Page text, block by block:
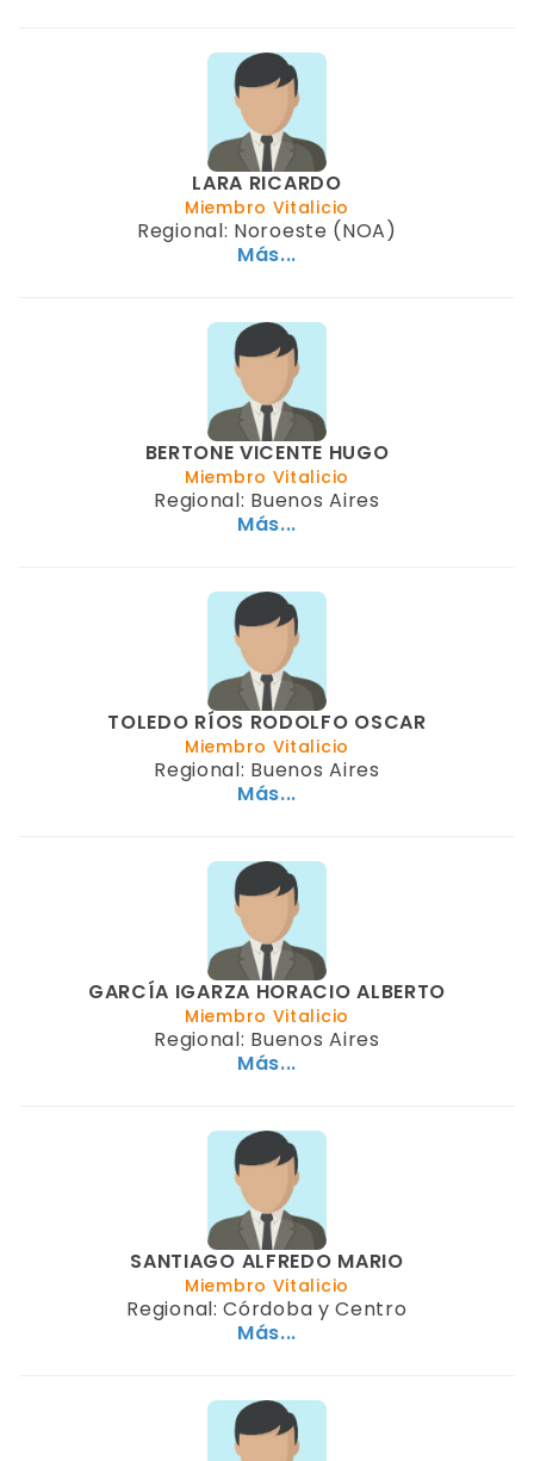
LARA RICARDO
Miembro Vitalicio
Regional: Noroeste (NOA)
Más...
BERTONE VICENTE HUGO
Miembro Vitalicio
Regional: Buenos Aires
Más...
TOLEDO RÍOS RODOLFO OSCAR
Miembro Vitalicio
Regional: Buenos Aires
Más...
GARCÍA IGARZA HORACIO ALBERTO
Miembro Vitalicio
Regional: Buenos Aires
Más...
SANTIAGO ALFREDO MARIO
Miembro Vitalicio
Regional: Córdoba y Centro
Más...